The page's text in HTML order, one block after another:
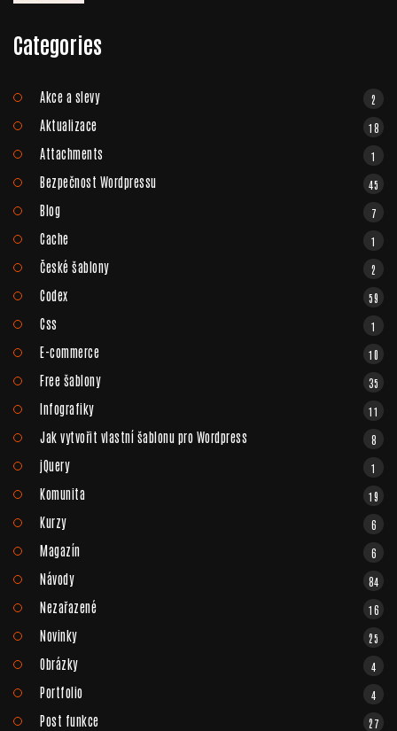
Categories
Akce a slevy 2
Aktualizace 18
Attachments 1
Bezpečnost Wordpressu 45
Blog 7
Cache 1
České šablony 2
Codex 59
Css 1
E-commerce 10
Free šablony 35
Infografiky 11
Jak vytvořit vlastní šablonu pro Wordpress 8
jQuery 1
Komunita 19
Kurzy 6
Magazín 6
Návody 84
Nezařazené 16
Novinky 25
Obrázky 4
Portfolio 4
Post funkce 27